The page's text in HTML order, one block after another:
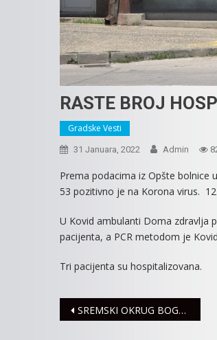
RASTE BROJ
Gradske Vesti
31 Januara, 2022 Admin
Prema podacima iz Opšte bolnice
53 pozitivno je na Korona virus.
U Kovid ambulanti Doma zdravlja
pacijenta, a PCR metodom je
Tri pacijenta su hospitalizovana.
Navigacija
SREMSKI OKRUG BOGATIJI ZA 20 BEBA. ČESTITKE RODITELJIMA!